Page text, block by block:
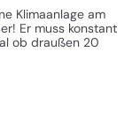
Klimaanlage am
Er muss konstant
ob draußen 20